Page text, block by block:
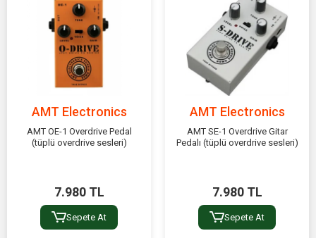
AMT Electronics
AMT OE-1 Overdrive Pedal
(tüplü overdrive sesleri)
7.980 TL
Sepete At
AMT Electronics
AMT SE-1 Overdrive Gitar
Pedalı (tüplü overdrive sesleri)
7.980 TL
Sepete At